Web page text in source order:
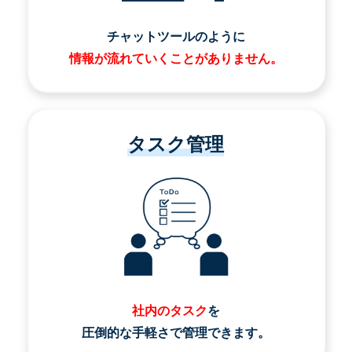
チャットツールのように
情報が流れていくことがありません。
タスク管理
社内のタスクを
圧倒的な手軽さで管理できます。